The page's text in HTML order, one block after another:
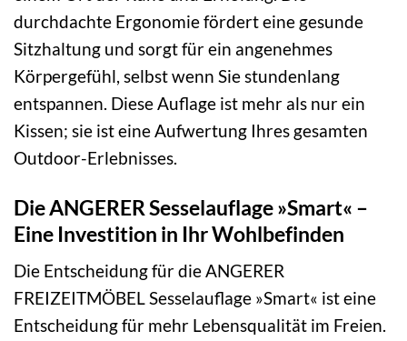
durchdachte Ergonomie fördert eine gesunde
Sitzhaltung und sorgt für ein angenehmes
Körpergefühl, selbst wenn Sie stundenlang
entspannen. Diese Auflage ist mehr als nur ein
Kissen; sie ist eine Aufwertung Ihres gesamten
Outdoor-Erlebnisses.
Die ANGERER Sesselauflage »Smart« –
Eine Investition in Ihr Wohlbefinden
Die Entscheidung für die ANGERER
FREIZEITMÖBEL Sesselauflage »Smart« ist eine
Entscheidung für mehr Lebensqualität im Freien.